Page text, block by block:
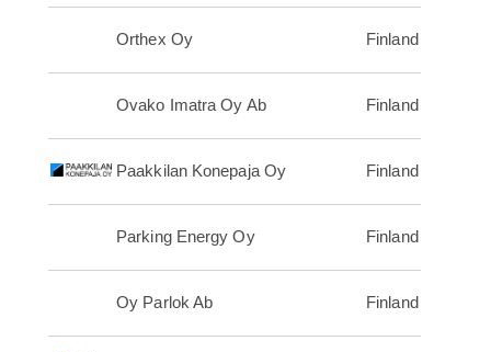
Orthex Oy Finland
Ovako Imatra Oy Ab Finland
Paakkilan Konepaja Oy Finland
Parking Energy Oy Finland
Oy Parlok Ab Finland